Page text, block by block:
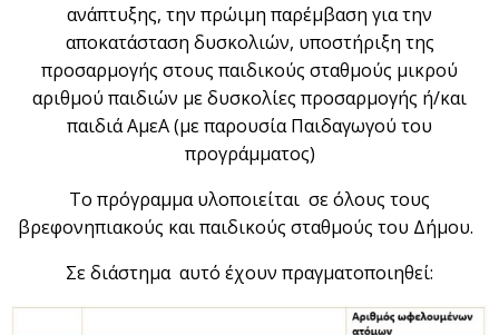
ανάπτυξης, την πρώιμη παρέμβαση για την
αποκατάσταση δυσκολιών, υποστήριξη της
προσαρμογής στους παιδικούς σταθμούς μικρού
αριθμού παιδιών με δυσκολίες προσαρμογής ή/και
παιδιά ΑμεΑ (με παρουσία Παιδαγωγού του
προγράμματος)
Το πρόγραμμα υλοποιείται σε όλους τους
βρεφονηπιακούς και παιδικούς σταθμούς του Δήμου.
Σε διάστημα αυτό έχουν πραγματοποιηθεί: